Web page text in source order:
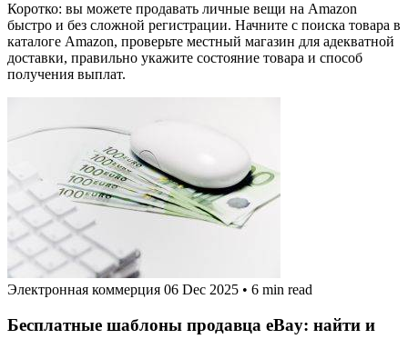
Коротко: вы можете продавать личные вещи на Amazon
быстро и без сложной регистрации. Начните с поиска товара в
каталоге Amazon, проверьте местный магазин для адекватной
доставки, правильно укажите состояние товара и способ
получения выплат.
Электронная коммерция 06 Dec 2025 • 6 min read
Бесплатные шаблоны продавца eBay: найти и